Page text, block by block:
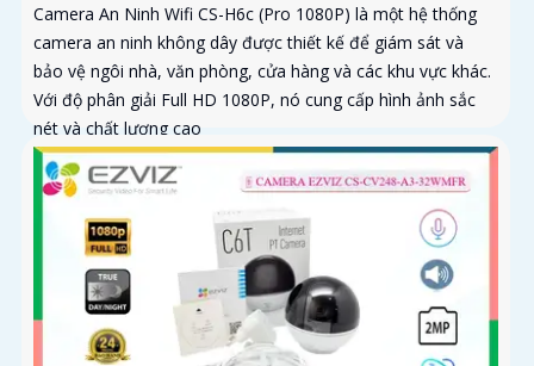
Camera An Ninh Wifi CS-H6c (Pro 1080P) là một hệ thống
camera an ninh không dây được thiết kế để giám sát và
bảo vệ ngôi nhà, văn phòng, cửa hàng và các khu vực khác.
Với độ phân giải Full HD 1080P, nó cung cấp hình ảnh sắc
nét và chất lượng cao